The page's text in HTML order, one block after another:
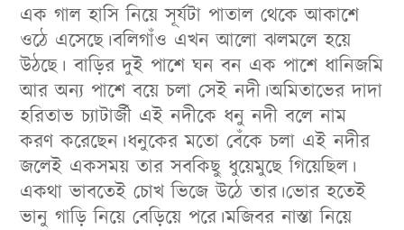
এক গাল হাসি নিয়ে সূর্যটা পাতাল থেকে আকাশে
ওঠে এসেছে।বলিগাঁও এখন আলো ঝলমলে হয়ে
উঠছে। বাড়ির দুই পাশে ঘন বন এক পাশে ধানিজমি
আর অন্য পাশে বয়ে চলা সেই নদী।অমিতাভের দাদা
হরিতাভ চ্যাটার্জী এই নদীকে ধনু নদী বলে নাম
করণ করেছেন।ধনুকের মতো বেঁকে চলা এই নদীর
জলেই একসময় তার সবকিছু ধুয়েমুছে গিয়েছিল।
একথা ভাবতেই চোখ ভিজে উঠে তার।ভোর হতেই
ভানু গাড়ি নিয়ে বেড়িয়ে পরে।মজিবর নাস্তা নিয়ে